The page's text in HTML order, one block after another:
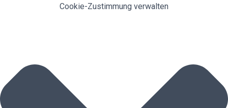
Cookie-Zustimmung verwalten